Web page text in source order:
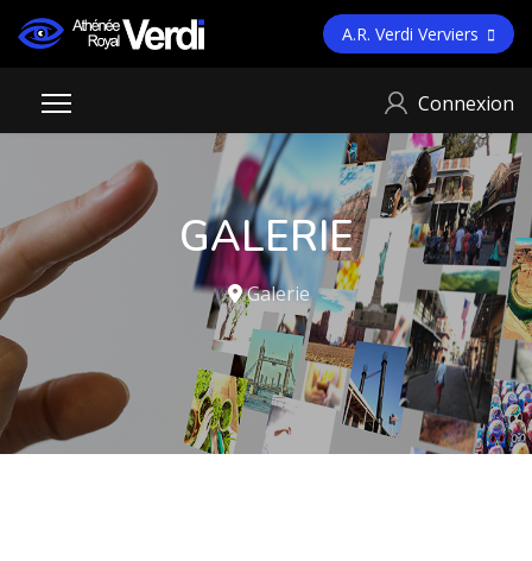
A.R. Verdi Verviers
Connexion
GALERIE
Galerie